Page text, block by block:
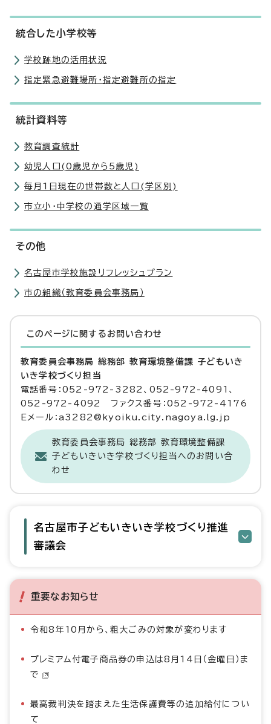
統合した小学校等
学校跡地の活用状況
指定緊急避難場所・指定避難所の指定
統計資料等
教育調査統計
幼児人口(0歳児から5歳児)
毎月1日現在の世帯数と人口(学区別)
市立小・中学校の通学区域一覧
その他
名古屋市学校施設リフレッシュプラン
市の組織（教育委員会事務局）
このページに関する お問い合わせ
教育委員会事務局 総務部 教育環境整備課 子どもいき
いき学校づくり担当
電話番号：052-972-3282、052-972-4091、
052-972-4092 ファクス番号：052-972-4176
Eメール：a3282@kyoiku.city.nagoya.lg.jp
教育委員会事務局 総務部 教育環境整備課
子どもいきいき学校づくり担当へのお問い合
わせ
名古屋市子どもいきいき学校づくり推進
審議会
重要なお知らせ
令和8年10月から、粗大ごみの対象が変わります
プレミアム付電子商品券の申込は8月14日（金曜日）ま
で
最高裁判決を踏まえた生活保護費等の追加給付につい
て